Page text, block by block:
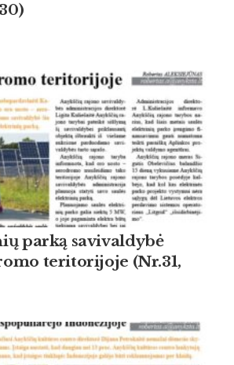
parką savivaldybė
teritorijoje (Nr.31,